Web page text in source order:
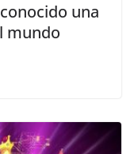
una
mundo